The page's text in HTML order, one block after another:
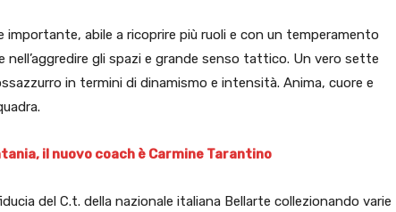
importante, abile a ricoprire più ruoli e con un temperamento
gli spazi e grande senso tattico. Un vero sette
in termini di dinamismo e intensità. Anima, cuore e
il nuovo coach è Carmine Tarantino
del C.t. della nazionale italiana Bellarte collezionando varie